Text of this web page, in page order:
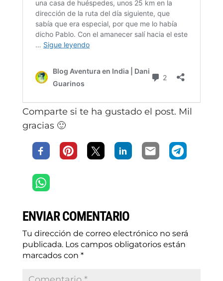
Comparte si te ha gustado el post. Mil
gracias 🙂
ENVIAR COMENTARIO
Tu dirección de correo electrónico no será
publicada. Los campos obligatorios están
marcados con *